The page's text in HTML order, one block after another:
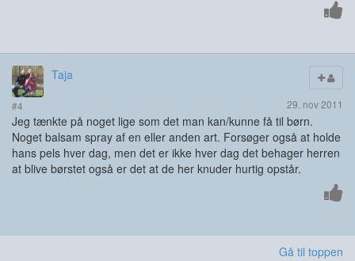
Taja
#4 29. nov 2011
Jeg tænkte på noget lige som det man kan/kunne få til børn.
Noget balsam spray af en eller anden art. Forsøger også at holde
hans pels hver dag, men det er ikke hver dag det behager herren
at blive børstet også er det at de her knuder hurtig opstår.
Gå til toppen